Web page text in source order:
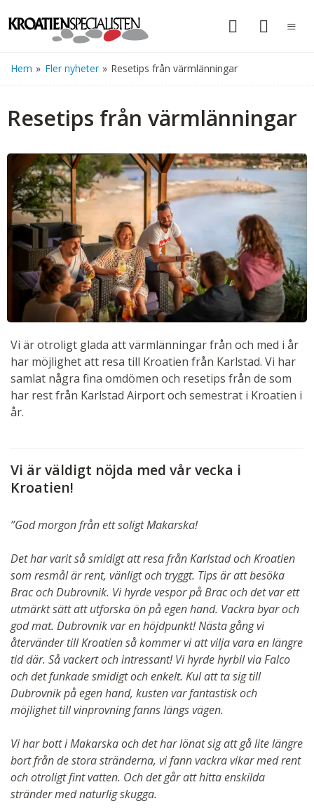
Hem » Fler nyheter » Resetips från värmlänningar
Resetips från värmlänningar
Vi är otroligt glada att värmlänningar från och med i år
har möjlighet att resa till Kroatien från Karlstad. Vi har
samlat några fina omdömen och resetips från de som
har rest från Karlstad Airport och semestrat i Kroatien i
år.
Vi är väldigt nöjda med vår vecka i
Kroatien!
”God morgon från ett soligt Makarska!
Det har varit så smidigt att resa från Karlstad och Kroatien
som resmål är rent, vänligt och tryggt. Tips är att besöka
Brac och Dubrovnik. Vi hyrde vespor på Brac och det var ett
utmärkt sätt att utforska ön på egen hand. Vackra byar och
god mat. Dubrovnik var en höjdpunkt! Nästa gång vi
återvänder till Kroatien så kommer vi att vilja vara en längre
tid där. Så vackert och intressant! Vi hyrde hyrbil via Falco
och det funkade smidigt och enkelt. Kul att ta sig till
Dubrovnik på egen hand, kusten var fantastisk och
möjlighet till vinprovning fanns längs vägen.
Vi har bott i Makarska och det har lönat sig att gå lite längre
bort från de stora stränderna, vi fann vackra vikar med rent
och otroligt fint vatten. Och det går att hitta enskilda
stränder med naturlig skugga.